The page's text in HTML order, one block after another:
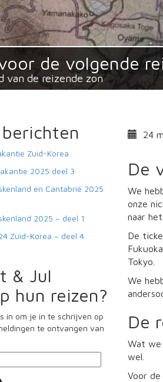
de volgende
van de reizende zon
24
De
We
onze
naar
De
Tokyo.
We
De
Wat we
wel.
Voor de
Zuid-Korea
2025 deel 3
en Cantabrië 2025
2025 – deel 1
Zuid-Korea – deel 4
& Jul
hun reizen?
in om je in te schrijven op
te ontvangen van